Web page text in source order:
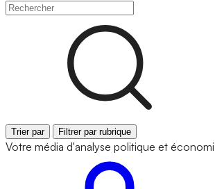
Trier par Filtrer par rubrique
Votre média d'analyse politique et